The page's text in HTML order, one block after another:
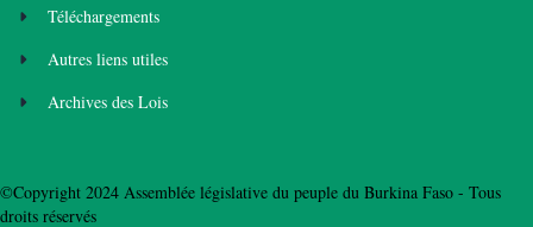
Téléchargements
Autres liens utiles
Archives des Lois
©Copyright 2024 Assemblée législative du peuple du Burkina Faso - Tous
droits réservés